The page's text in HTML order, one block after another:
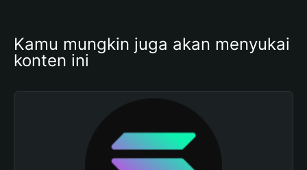
Kamu mungkin juga akan menyukai
konten ini